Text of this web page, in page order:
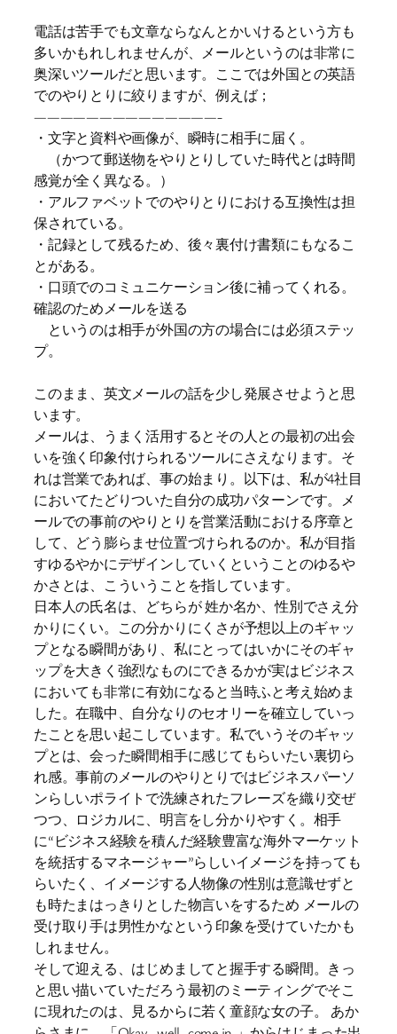
電話は苦手でも文章ならなんとかいけるという方も
多いかもれしれませんが、メールというのは非常に
奥深いツールだと思います。ここでは外国との英語
でのやりとりに絞りますが、例えば；
——————————————-
・文字と資料や画像が、瞬時に相手に届く。
（かつて郵送物をやりとりしていた時代とは時間
感覚が全く異なる。）
・アルファベットでのやりとりにおける互換性は担
保されている。
・記録として残るため、後々裏付け書類にもなるこ
とがある。
・口頭でのコミュニケーション後に補ってくれる。
確認のためメールを送る
というのは相手が外国の方の場合には必須ステッ
プ。
このまま、英文メールの話を少し発展させようと思
います。
メールは、うまく活用するとその人との最初の出会
いを強く印象付けられるツールにさえなります。そ
れは営業であれば、事の始まり。以下は、私が4社目
においてたどりついた自分の成功パターンです。メ
ールでの事前のやりとりを営業活動における序章と
して、どう膨らませ位置づけられるのか。私が目指
すゆるやかにデザインしていくということのゆるや
かさとは、こういうことを指しています。
日本人の氏名は、どちらが 姓か名か、性別でさえ分
かりにくい。この分かりにくさが予想以上のギャッ
プとなる瞬間があり、私にとってはいかにそのギャ
ップを大きく強烈なものにできるかが実はビジネス
においても非常に有効になると当時ふと考え始めま
した。在職中、自分なりのセオリーを確立していっ
たことを思い起こしています。私でいうそのギャッ
プとは、会った瞬間相手に感じてもらいたい裏切ら
れ感。事前のメールのやりとりではビジネスパーソ
ンらしいポライトで洗練されたフレーズを織り交ぜ
つつ、ロジカルに、明言をし分かりやすく。相手
に“ビジネス経験を積んだ経験豊富な海外マーケット
を統括するマネージャー”らしいイメージを持っても
らいたく、イメージする人物像の性別は意識せずと
も時たまはっきりとした物言いをするため メールの
受け取り手は男性かなという印象を受けていたかも
しれません。
そして迎える、はじめましてと握手する瞬間。きっ
と思い描いていただろう最初のミーティングでそこ
に現れたのは、見るからに若く童顔な女の子。 あか